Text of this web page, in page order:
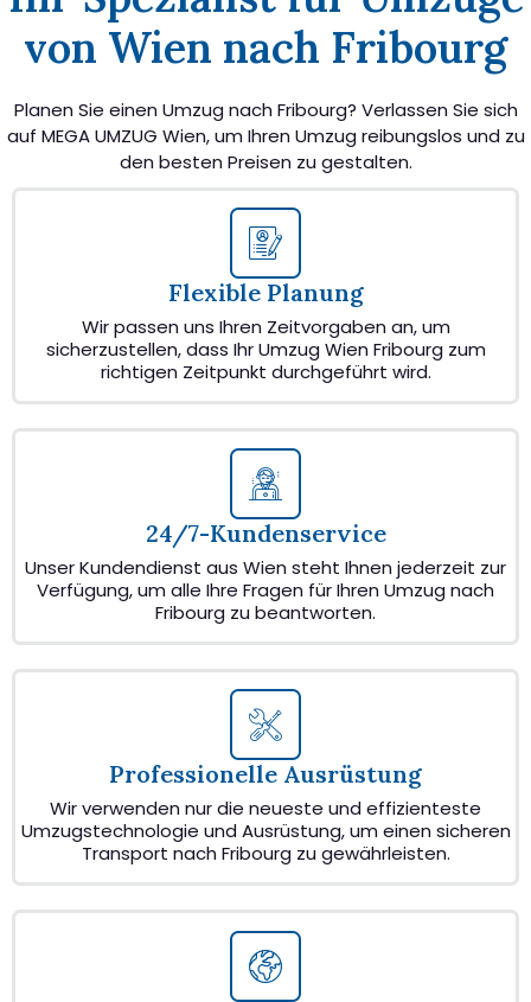
von Wien nach Fribourg
Planen Sie einen Umzug nach Fribourg? Verlassen Sie sich
auf MEGA UMZUG Wien, um Ihren Umzug reibungslos und zu
den besten Preisen zu gestalten.
Flexible Planung
Wir passen uns Ihren Zeitvorgaben an, um
sicherzustellen, dass Ihr Umzug Wien Fribourg zum
richtigen Zeitpunkt durchgeführt wird.
24/7-Kundenservice
Unser Kundendienst aus Wien steht Ihnen jederzeit zur
Verfügung, um alle Ihre Fragen für Ihren Umzug nach
Fribourg zu beantworten.
Professionelle Ausrüstung
Wir verwenden nur die neueste und effizienteste
Umzugstechnologie und Ausrüstung, um einen sicheren
Transport nach Fribourg zu gewährleisten.